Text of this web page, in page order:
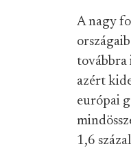
A nagy
továbbra
azért
európai
1,6